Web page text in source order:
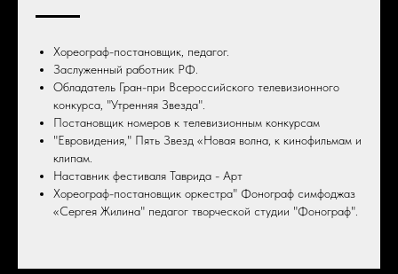
Хореограф-постановщик, педагог.
Заслуженный работник РФ.
Обладатель Гран-при Всероссийского телевизионного
конкурса, "Утренняя Звезда".
Постановщик номеров к телевизионным конкурсам
"Евровидения," Пять Звезд «Новая волна, к кинофильмам и
клипам.
Наставник фестиваля Таврида - Арт
Хореограф-постановщик оркестра" Фонограф симфоджаз
«Сергея Жилина" педагог творческой студии "Фонограф".